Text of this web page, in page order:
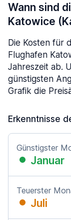
Wann sind
Katowice
Die Kosten für
Flughafen
Jahreszeit ab.
günstigsten
Grafik die
Erkenntnisse
Günstigster
Januar
Teuerster
Juli